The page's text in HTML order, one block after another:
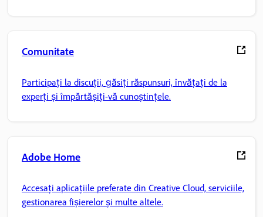
Comunitate
Participați la discuții, găsiți răspunsuri, învățați de la
experți și împărtășiți-vă cunoștințele.
Adobe Home
Accesați aplicațiile preferate din Creative Cloud, serviciile,
gestionarea fișierelor și multe altele.